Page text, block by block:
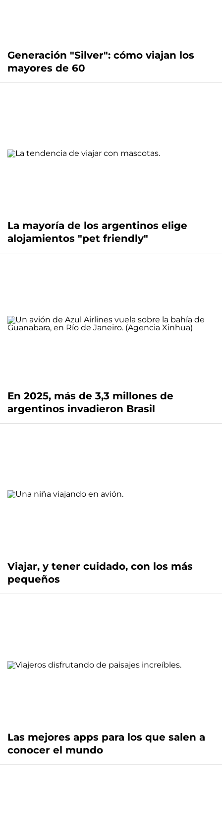
Generación "Silver": cómo viajan los
mayores de 60
La mayoría de los argentinos elige
alojamientos "pet friendly"
En 2025, más de 3,3 millones de
argentinos invadieron Brasil
Viajar, y tener cuidado, con los más
pequeños
Las mejores apps para los que salen a
conocer el mundo